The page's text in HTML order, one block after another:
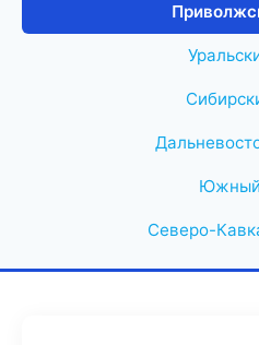
Северо-